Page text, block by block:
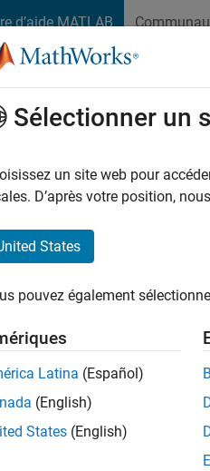
d’aide MATLAB
objects
objects
objects)
Les
clone
Sélectionner un
un site web pour
D’après votre position,
States
pouvez également
Latina (Español)
(English)
States (English)